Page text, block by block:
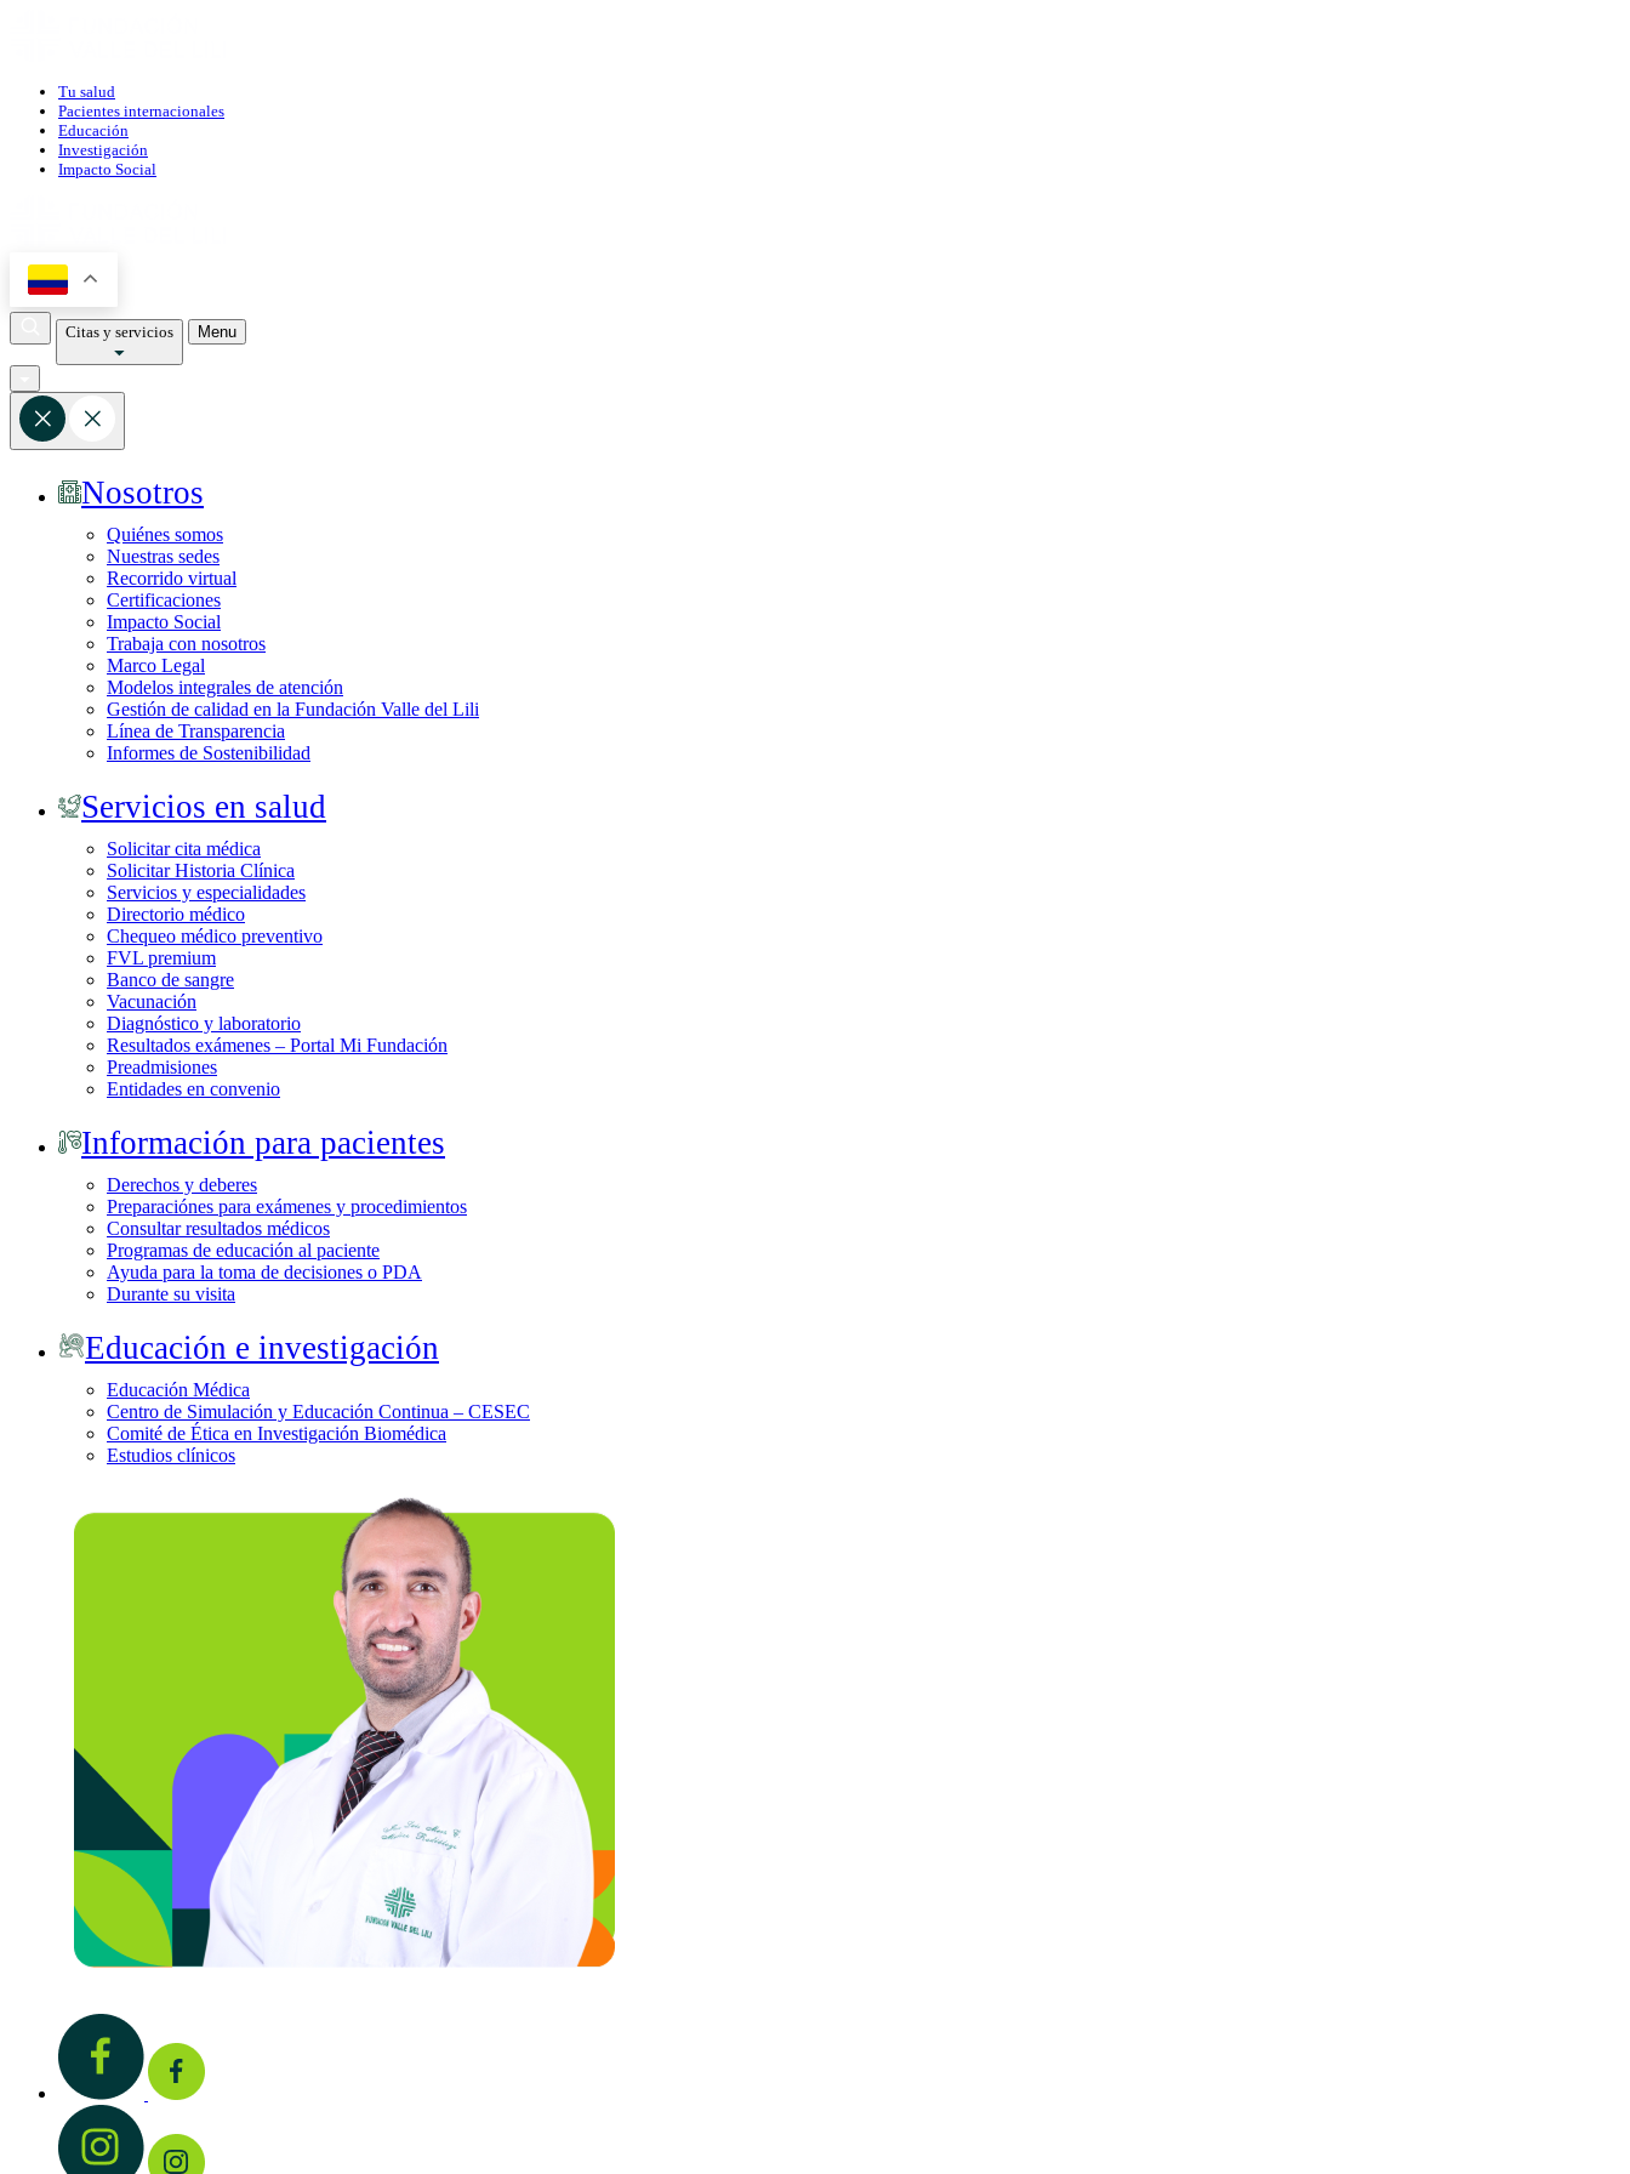
Tu salud
Pacientes internacionales
Educación
Investigación
Impacto Social
Citas y servicios Menu
Nosotros
Quiénes somos
Nuestras sedes
Recorrido virtual
Certificaciones
Impacto Social
Trabaja con nosotros
Marco Legal
Modelos integrales de atención
Gestión de calidad en la Fundación Valle del Lili
Línea de Transparencia
Informes de Sostenibilidad
Servicios en salud
Solicitar cita médica
Solicitar Historia Clínica
Servicios y especialidades
Directorio médico
Chequeo médico preventivo
FVL premium
Banco de sangre
Vacunación
Diagnóstico y laboratorio
Resultados exámenes – Portal Mi Fundación
Preadmisiones
Entidades en convenio
Información para pacientes
Derechos y deberes
Preparaciónes para exámenes y procedimientos
Consultar resultados médicos
Programas de educación al paciente
Ayuda para la toma de decisiones o PDA
Durante su visita
Educación e investigación
Educación Médica
Centro de Simulación y Educación Continua – CESEC
Comité de Ética en Investigación Biomédica
Estudios clínicos